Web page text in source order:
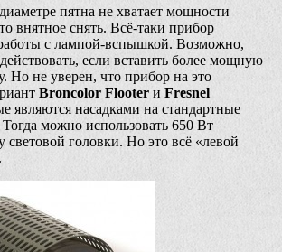
пятна не хватает мощности
внятное снять. Всё-таки прибор
с лампой-вспышкой. Возможно,
если вставить более мощную
Но не уверен, что прибор на это
Broncolor Flooter и Fresnel
являются насадками на стандартные
можно использовать 650 Вт
световой головки. Но это всё «левой